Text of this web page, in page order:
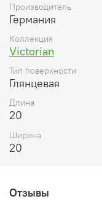
Производитель
Германия
Коллекция
Victorian
Тип поверхности
Глянцевая
Длина
20
Ширина
20
Отзывы